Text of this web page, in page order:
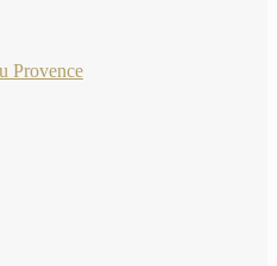
Provence